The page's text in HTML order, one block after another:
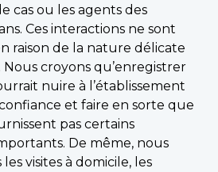
cas ou les agents des
Ces interactions ne sont
raison de la nature délicate
Nous croyons qu’enregistrer
nuire à l’établissement
et faire en sorte que
pas certains
De même, nous
visites à domicile, les